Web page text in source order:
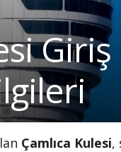
Çamlıca Kulesi,